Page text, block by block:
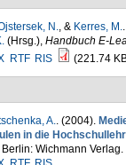
N., & Kerres, M.
(Hrsg.), Handbuch E-
RTF RIS (221.74
A.. (2004).
in die
Berlin: Wichmann Verlag.